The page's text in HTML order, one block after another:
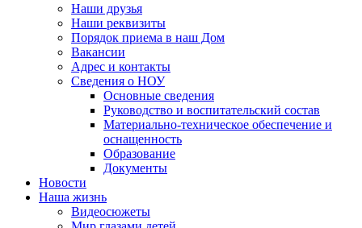
Наши друзья
Наши реквизиты
Порядок приема в наш Дом
Вакансии
Адрес и контакты
Сведения о НОУ
Основные сведения
Руководство и воспитательский состав
Материально-техническое обеспечение и
оснащенность
Образование
Документы
Новости
Наша жизнь
Видеосюжеты